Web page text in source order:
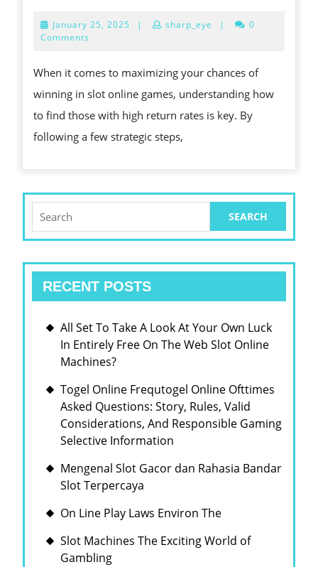
FIND
ONLINE
GAMES
WITH
HIGH
January 25, 2025 January
| sharp_eye |
0
Comments
When it comes to maximizing your chances of
winning in slot online games, understanding how
to find those with high return rates is key. By
following a few strategic steps,
for:
RECENT POSTS
All Set To Take A Look At Your Own Luck
In Entirely Free On The Web Slot Online
Machines?
Togel Online Frequtogel Online Ofttimes
Asked Questions: Story, Rules, Valid
Considerations, And Responsible Gaming
Selective Information
Mengenal Slot Gacor dan Rahasia Bandar
Slot Terpercaya
On Line Play Laws Environ The
Slot Machines The Exciting World of
Gambling